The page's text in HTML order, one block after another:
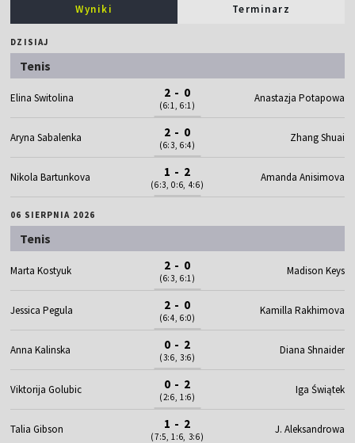
Wyniki Terminarz
DZISIAJ
Tenis
Elina Switolina 2 - 0
(6:1, 6:1)
Anastazja Potapowa
Aryna Sabalenka 2 - 0
(6:3, 6:4)
Zhang Shuai
Nikola Bartunkova 1 - 2
(6:3, 0:6, 4:6)
Amanda Anisimova
06 SIERPNIA 2026
Tenis
Marta Kostyuk 2 - 0
(6:3, 6:1)
Madison Keys
Jessica Pegula 2 - 0
(6:4, 6:0)
Kamilla Rakhimova
Anna Kalinska 0 - 2
(3:6, 3:6)
Diana Shnaider
Viktorija Golubic 0 - 2
(2:6, 1:6)
Iga Świątek
Talia Gibson 1 - 2
(7:5, 1:6, 3:6)
J. Aleksandrowa